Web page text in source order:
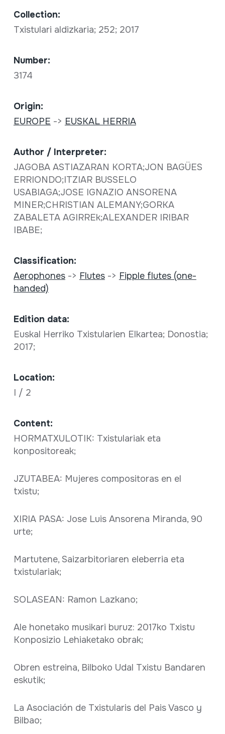
Collection:
Txistulari aldizkaria; 252; 2017
Number:
3174
Origin:
EUROPE -> EUSKAL HERRIA
Author / Interpreter:
JAGOBA ASTIAZARAN KORTA;JON BAGÜES
ERRIONDO;ITZIAR BUSSELO
USABIAGA;JOSE IGNAZIO ANSORENA
MINER;CHRISTIAN ALEMANY;GORKA
ZABALETA AGIRREk;ALEXANDER IRIBAR
IBABE;
Classification:
Aerophones-> Flutes-> Fipple flutes (one-
handed)
Edition data:
Euskal Herriko Txistularien Elkartea; Donostia;
2017;
Location:
I / 2
Content:
HORMATXULOTIK: Txistulariak eta
konpositoreak;
JZUTABEA: Mujeres compositoras en el
txistu;
XIRIA PASA: Jose Luis Ansorena Miranda, 90
urte;
Martutene, Saizarbitoriaren eleberria eta
txistulariak;
SOLASEAN: Ramon Lazkano;
Ale honetako musikari buruz: 2017ko Txistu
Konposizio Lehiaketako obrak;
Obren estreina, Bilboko Udal Txistu Bandaren
eskutik;
La Asociación de Txistularis del Pais Vasco y
Bilbao;